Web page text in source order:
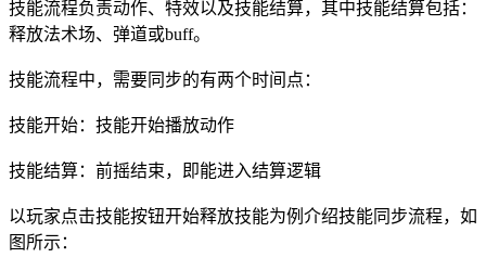
技能流程负责动作、特效以及技能结算，其中技能结算包括：
释放法术场、弹道或buff。
技能流程中，需要同步的有两个时间点：
技能开始：技能开始播放动作
技能结算：前摇结束，即能进入结算逻辑
以玩家点击技能按钮开始释放技能为例介绍技能同步流程，如
图所示：